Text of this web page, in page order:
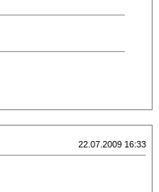
22.07.2009 16:33